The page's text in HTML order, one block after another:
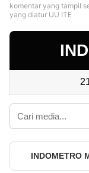
komentar yang tampil
yang diatur UU ITE
INDOMETRO